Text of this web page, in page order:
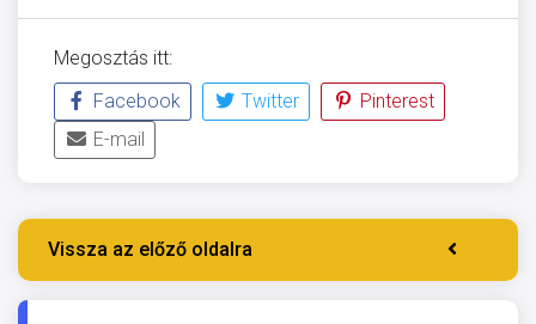
Megosztás itt:
Facebook
Twitter
Pinterest
E-mail
Vissza az előző oldalra